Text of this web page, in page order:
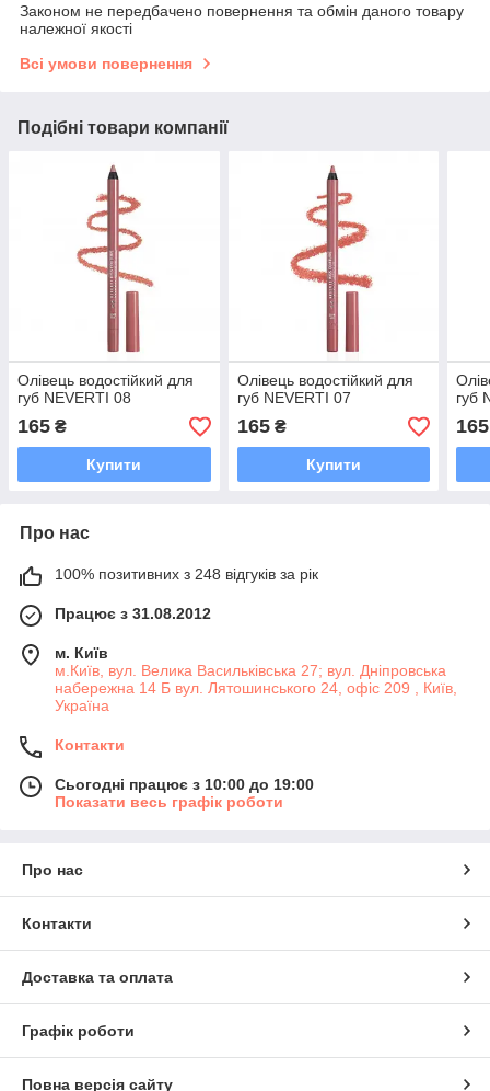
Законом не передбачено повернення та обмін даного товару
належної якості
Всі умови повернення
Подібні товари компанії
Олівець водостійкий для
губ NEVERTI 08
165 ₴
Купити
Олівець водостійкий для
губ NEVERTI 07
165₴
Купити
губ
165
Про нас
100% позитивних з 248 відгуків за рік
Працює з 31.08.2012
м. Київ
м.Київ, вул. Велика Васильківська 27; вул. Дніпровська
набережна 14 Б вул. Лятошинського 24, офіс 209 , Київ,
Україна
Контакти
Сьогодні працює з 10:00 до 19:00
Показати весь графік роботи
Про нас
Контакти
Доставка та оплата
Графік роботи
Повна версія сайту